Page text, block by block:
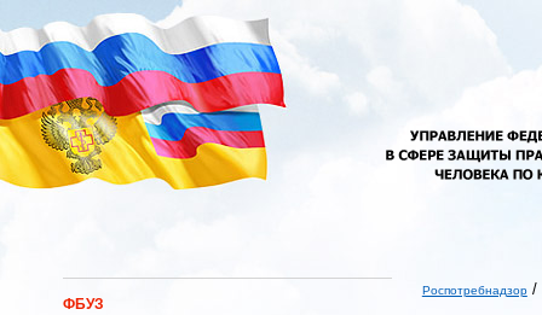
Перейти к основному содержанию
ФБУЗ
Роспотребнадзор /